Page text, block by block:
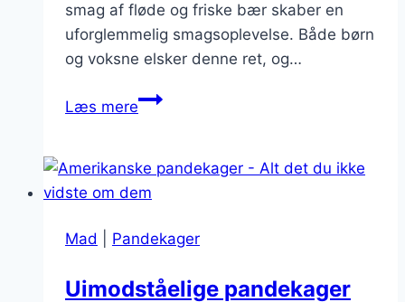
smag af fløde og friske bær skaber en
uforglemmelig smagsoplevelse. Både børn
og voksne elsker denne ret, og…
Læs mereLækre
fløde
og
Mad
Pandekager
Uimodståelige pandekager